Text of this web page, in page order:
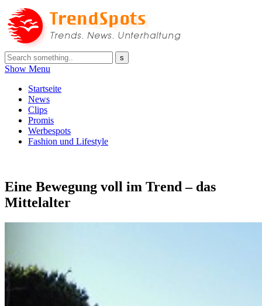
Show Menu
Startseite
News
Clips
Promis
Werbespots
Fashion und Lifestyle
Eine Bewegung voll im Trend – das
Mittelalter